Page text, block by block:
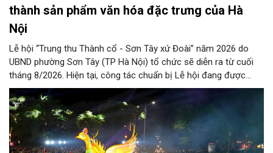
thành sản phẩm văn hóa đặc trưng của Hà
Nội
Lễ hội “Trung thu Thành cổ - Sơn Tây xứ Đoài” năm 2026 do
UBND phường Sơn Tây (TP Hà Nội) tổ chức sẽ diễn ra từ cuối
tháng 8/2026. Hiện tại, công tác chuẩn bị Lễ hội đang được
chính quyền phường Sơn Tây cùng các phòng, ban, ngành, đơn
vị và 25 tổ dân phố khẩn trương triển khai, tạo khí thế sôi nổi,
sẵn sàng mang đến cho Nhân dân và du khách một mùa Trung
thu quy mô, đặc sắc và giàu bản sắc văn hóa xứ Đoài.